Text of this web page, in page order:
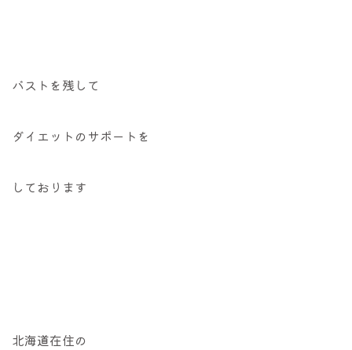
バストを残して
ダイエットのサポートを
しております
北海道在住の